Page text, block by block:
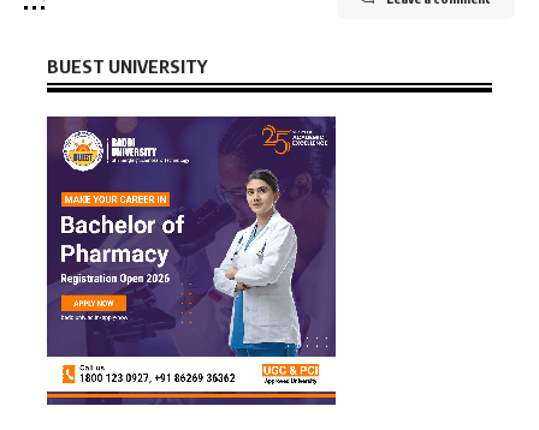
BUEST UNIVERSITY